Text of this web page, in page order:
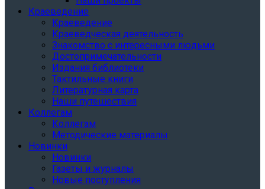
Краеведение
Краеведение
Краеведческая деятельность
Знакомство с интересными людьми
Достопримечательности
Издания библиотеки
Тактильные книги
Литературная карта
Наши путешествия
Коллегам
Коллегам
Методические материалы
Новинки
Новинки
Газеты и журналы
Новые поступления